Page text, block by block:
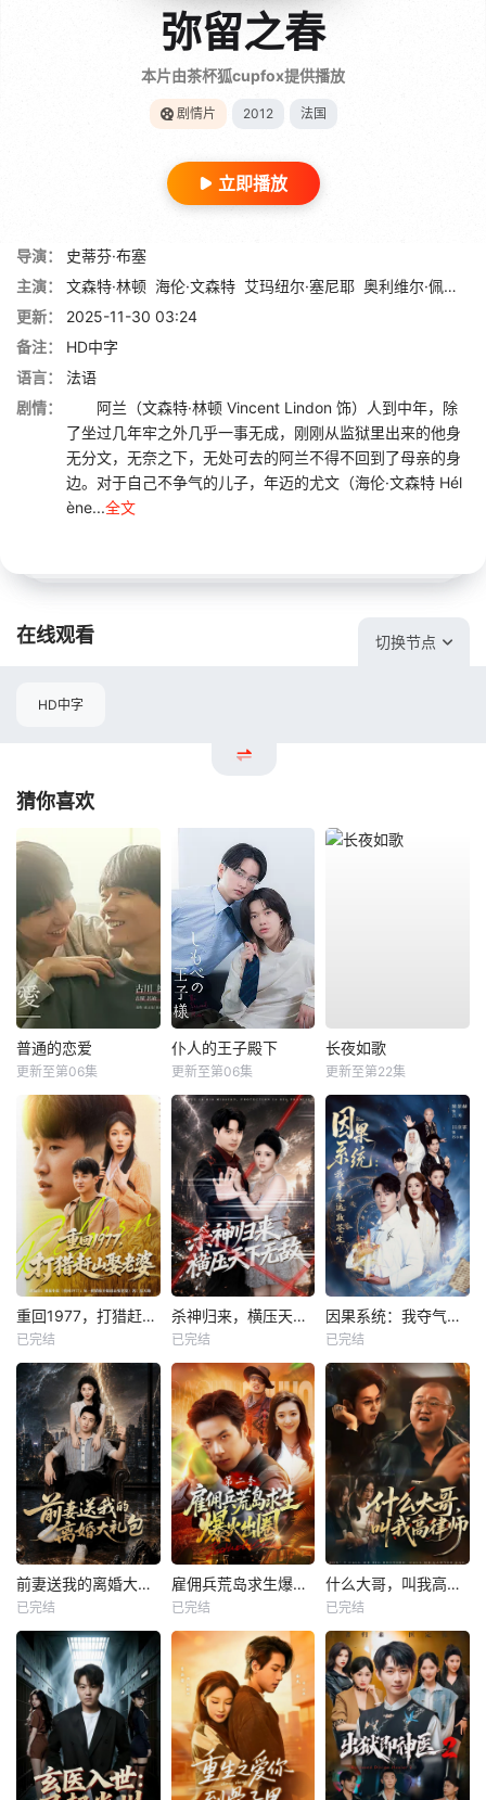
弥留之春
本片由茶杯狐cupfox提供播放
剧情片 2012 法国
立即播放
导演：
史蒂芬·布塞
主演：
文森特·林顿 海伦·文森特 艾玛纽尔·塞尼耶 奥利维尔·佩里耶
更新：
2025-11-30 03:24
备注：
HD中字
语言：
法语
剧情：
阿兰（文森特·林顿 Vincent Lindon 饰）人到中年，除
了坐过几年牢之外几乎一事无成，刚刚从监狱里出来的他身
无分文，无奈之下，无处可去的阿兰不得不回到了母亲的身
边。对于自己不争气的儿子，年迈的尤文（海伦·文森特 Hél
ène...全文
在线观看 切换节点
HD中字
猜你喜欢
普通的恋爱
更新至第06集
仆人的王子殿下
更新至第06集
长夜如歌
更新至第22集
重回1977，打猎赶山娶老婆
已完结
杀神归来，横压天下无敌
已完结
因果系统：我夺气运救苍生
已完结
前妻送我的离婚大礼包
已完结
雇佣兵荒岛求生爆火出圈第二季
已完结
什么大哥，叫我高律师
已完结